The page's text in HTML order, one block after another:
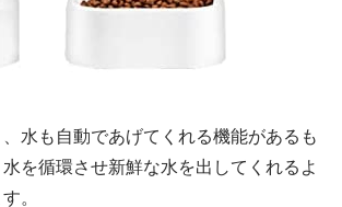
水も自動であげてくれる機能があるも
を循環させ新鮮な水を出してくれるよ
。